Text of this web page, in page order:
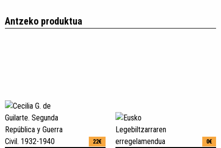
Antzeko produktua
22€ 0€